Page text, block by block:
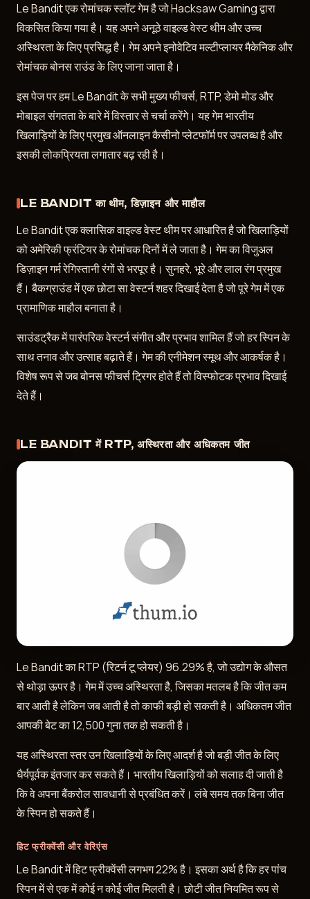
06 बेट रेंज और बैंकरोल प्रबंधन
07डेमो मोड: Le Bandit मुफ्त में खेलें
08ग्राफिक्स, साउंड और मोबाइल वर्जन
09 Le Bandit कहाँ खेलें
10Le Bandit के समान स्लॉट्स
11विशेषज्ञ निर्णय
12Le Bandit के लिए स्लॉट विनिर्देश
14खिलाड़ी समीक्षा
अक्सर पूछे जाने वाले प्रश्न
Le Bandit एक रोमांचक स्लॉट गेम है जो Hacksaw Gaming द्वारा
विकसित किया गया है। यह अपने अनूठे वाइल्ड वेस्ट थीम और उच्च
अस्थिरता के लिए प्रसिद्ध है। गेम अपने इनोवेटिव मल्टीप्लायर मैकेनिक और
रोमांचक बोनस राउंड के लिए जाना जाता है।
इस पेज पर हम Le Bandit के सभी मुख्य फीचर्स, RTP, डेमो मोड और
मोबाइल संगतता के बारे में विस्तार से चर्चा करेंगे। यह गेम भारतीय
खिलाड़ियों के लिए प्रमुख ऑनलाइन कैसीनो प्लेटफॉर्म पर उपलब्ध है और
इसकी लोकप्रियता लगातार बढ़ रही है।
LE BANDIT का थीम, डिज़ाइन और माहौल
Le Bandit एक क्लासिक वाइल्ड वेस्ट थीम पर आधारित है जो खिलाड़ियों
को अमेरिकी फ्रंटियर के रोमांचक दिनों में ले जाता है। गेम का विजुअल
डिज़ाइन गर्म रेगिस्तानी रंगों से भरपूर है। सुनहरे, भूरे और लाल रंग प्रमुख
हैं। बैकग्राउंड में एक छोटा सा वेस्टर्न शहर दिखाई देता है जो पूरे गेम में एक
प्रामाणिक माहौल बनाता है।
साउंडट्रैक में पारंपरिक वेस्टर्न संगीत और प्रभाव शामिल हैं जो हर स्पिन के
साथ तनाव और उत्साह बढ़ाते हैं। गेम की एनीमेशन स्मूथ और आकर्षक है।
विशेष रूप से जब बोनस फीचर्स ट्रिगर होते हैं तो विस्फोटक प्रभाव दिखाई
देते हैं।
LE BANDIT में RTP, अस्थिरता और अधिकतम जीत
Le Bandit का RTP (रिटर्न टू प्लेयर) 96.29% है, जो उद्योग के औसत
से थोड़ा ऊपर है। गेम में उच्च अस्थिरता है, जिसका मतलब है कि जीत कम
बार आती है लेकिन जब आती है तो काफी बड़ी हो सकती है। अधिकतम जीत
आपकी बेट का 12,500 गुना तक हो सकती है।
यह अस्थिरता स्तर उन खिलाड़ियों के लिए आदर्श है जो बड़ी जीत के लिए
धैर्यपूर्वक इंतजार कर सकते हैं। भारतीय खिलाड़ियों को सलाह दी जाती है
कि वे अपना बैंकरोल सावधानी से प्रबंधित करें। लंबे समय तक बिना जीत
के स्पिन हो सकते हैं।
हिट फ्रीक्वेंसी और वेरिएंस
Le Bandit में हिट फ्रीक्वेंसी लगभग 22% है। इसका अर्थ है कि हर पांच
स्पिन में से एक में कोई न कोई जीत मिलती है। छोटी जीत नियमित रूप से